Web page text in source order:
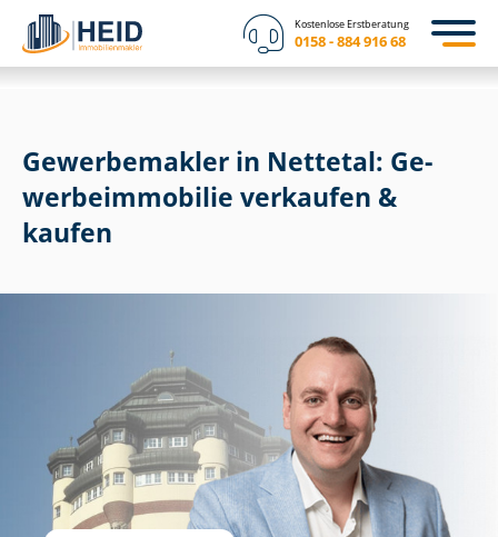
Kostenlose Erstberatung
0158 - 884 916 68
Gewerbemakler in Nettetal: Ge­
wer­be­im­mo­bi­lie verkaufen &
kaufen